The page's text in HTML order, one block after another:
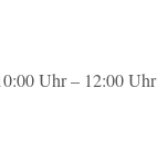
Uhr – 12:00 Uhr